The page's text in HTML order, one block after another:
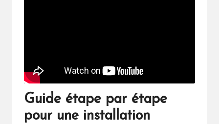
Guide étape par étape
pour une installation